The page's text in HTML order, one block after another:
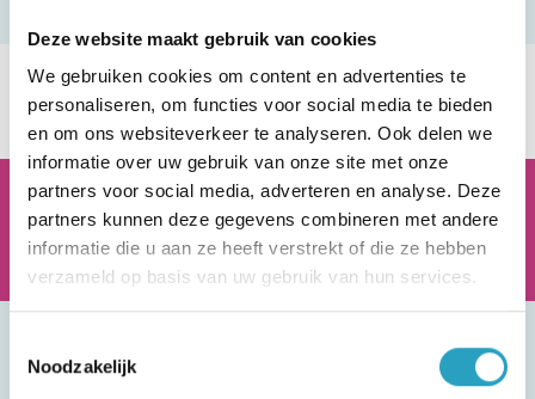
Deze website maakt gebruik van cookies
We gebruiken cookies om content en advertenties te
personaliseren, om functies voor social media te bieden
en om ons websiteverkeer te analyseren. Ook delen we
informatie over uw gebruik van onze site met onze
partners voor social media, adverteren en analyse. Deze
partners kunnen deze gegevens combineren met andere
informatie die u aan ze heeft verstrekt of die ze hebben
verzameld op basis van uw gebruik van hun services.
Noodzakelijk
AxionContinu.Optimisten in de Zorg
Heb je een vraag? We helpen je graag